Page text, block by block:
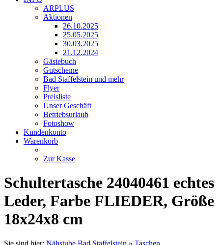
ARPLUS
Aktionen
26.10.2025
25.05.2025
30.03.2025
21.12.2024
Gästebuch
Gutscheine
Bad Staffelstein und mehr
Flyer
Preisliste
Unser Geschäft
Betriebsurlaub
Fotoshow
Kundenkonto
Warenkorb
Zur Kasse
Schultertasche 24040461 echtes
Leder, Farbe FLIEDER, Größe
18x24x8 cm
Sie sind hier: Nähstube Bad Staffelstein » Taschen